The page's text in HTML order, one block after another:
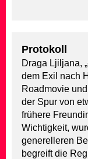
Protokoll
Draga Ljiljana,
dem Exil nach
Roadmovie
der Spur von
frühere
Wichtigkeit,
generelleren
begreift die